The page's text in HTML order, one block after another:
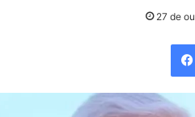
27 de